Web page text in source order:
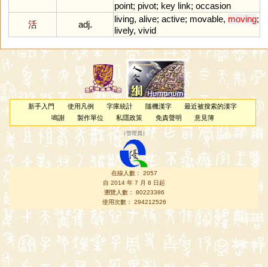
point; pivot; key link; occasion
活
adj.
living, alive; active; movable, moving;
lively, vivid
新手入門 使用凡例 字庫統計 隨機漢字
最近被搜索的漢字
鳴謝
製作單位 私隱政策 免責聲明 意見簿
（管理員 ）
在線人數： 2057
自 2014 年 7 月 8 日起
瀏覽人數： 80223386
使用次數： 294212526